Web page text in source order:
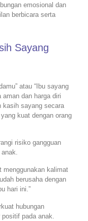
emosional dan
berbicara serta
Sayang
atau “Ibu sayang
aman dan harga diri
kasih sayang secara
kuat dengan orang
risiko gangguan
menggunakan kalimat
berusaha dengan
hari ini.”
hubungan
pada anak.